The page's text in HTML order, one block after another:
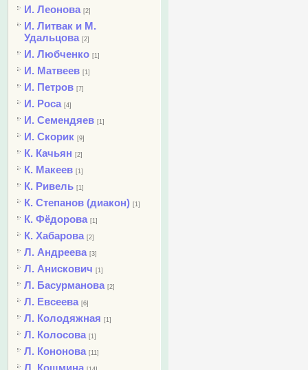
И. Леонова [2]
И. Литвак и М.
Удальцова [2]
И. Любченко [1]
И. Матвеев [1]
И. Петров [7]
И. Роса [4]
И. Семендяев [1]
И. Скорик [9]
К. Качьян [2]
К. Макеев [1]
К. Ривель [1]
К. Степанов (диакон) [1]
К. Фёдорова [1]
К. Хабарова [2]
Л. Андреева [3]
Л. Анискович [1]
Л. Басурманова [2]
Л. Евсеева [6]
Л. Колодяжная [1]
Л. Колосова [1]
Л. Кононова [11]
Л. Кошмина